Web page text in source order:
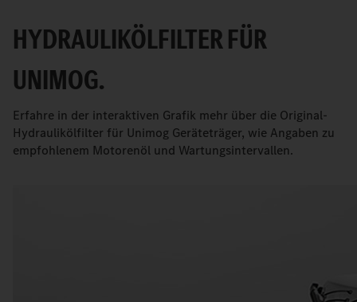
HYDRAULIKÖLFILTER FÜR
UNIMOG.
Erfahre in der interaktiven Grafik mehr über die Original-
Hydraulikölfilter für Unimog Geräteträger, wie Angaben zu
empfohlenem Motorenöl und Wartungsintervallen.